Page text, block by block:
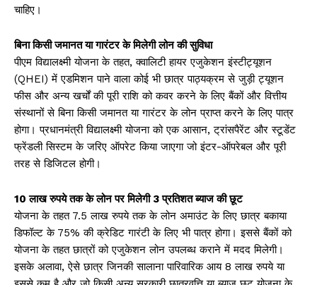
चाहिए।
बिना किसी जमानत या गारंटर के मिलेगी लोन की सुविधा
पीएम विद्यालक्ष्मी योजना के तहत, क्वालिटी हायर एजुकेशन इंस्टीट्यूशन
(QHEI) में एडमिशन पाने वाला कोई भी छात्र पाठ्यक्रम से जुड़ी ट्यूशन
फीस और अन्य खर्चों की पूरी राशि को कवर करने के लिए बैंकों और वित्तीय
संस्थानों से बिना किसी जमानत या गारंटर के लोन प्राप्त करने के लिए पात्र
होगा। प्रधानमंत्री विद्यालक्ष्मी योजना को एक आसान, ट्रांसपैरेंट और स्टूडेंट
फ्रेंडली सिस्टम के जरिए ऑपरेट किया जाएगा जो इंटर-ऑपरेबल और पूरी
तरह से डिजिटल होगी।
10 लाख रुपये तक के लोन पर मिलेगी 3 प्रतिशत ब्याज की छूट
योजना के तहत 7.5 लाख रुपये तक के लोन अमाउंट के लिए छात्र बकाया
डिफॉल्ट के 75% की क्रेडिट गारंटी के लिए भी पात्र होगा। इससे बैंकों को
योजना के तहत छात्रों को एजुकेशन लोन उपलब्ध कराने में मदद मिलेगी।
इसके अलावा, ऐसे छात्र जिनकी सालाना पारिवारिक आय 8 लाख रुपये या